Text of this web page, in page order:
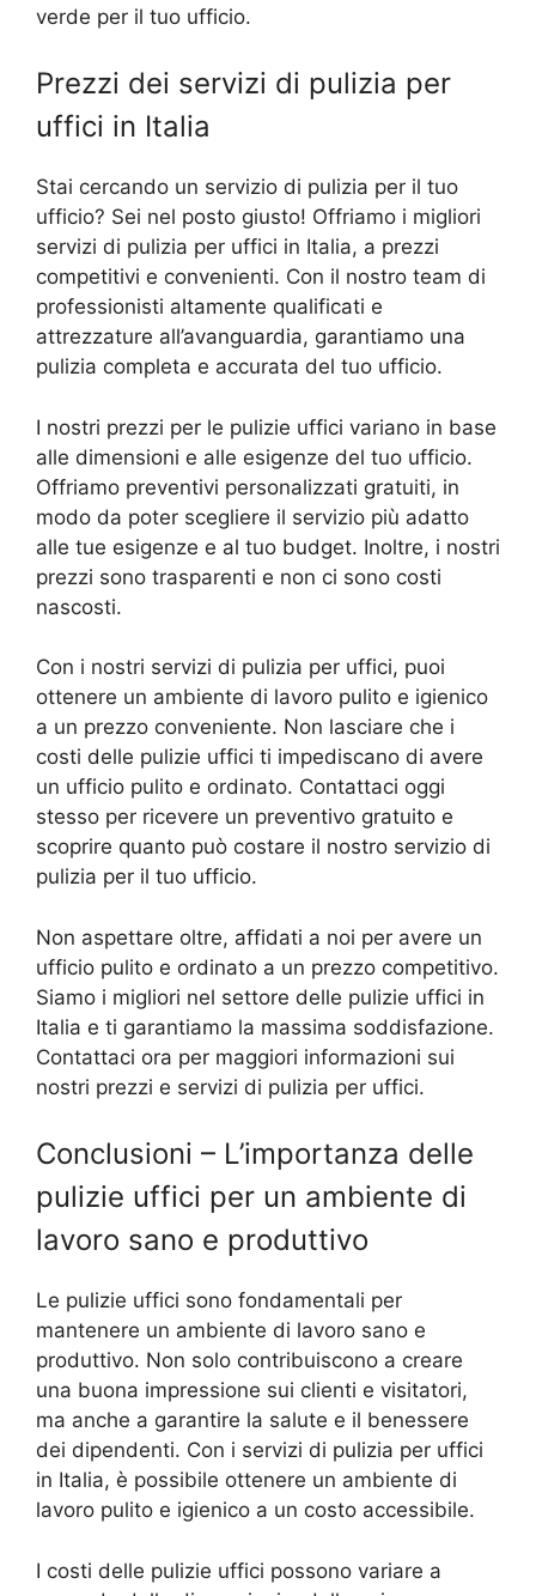
verde per il tuo ufficio.
Prezzi dei servizi di pulizia per
uffici in Italia
Stai cercando un servizio di pulizia per il tuo
ufficio? Sei nel posto giusto! Offriamo i migliori
servizi di pulizia per uffici in Italia, a prezzi
competitivi e convenienti. Con il nostro team di
professionisti altamente qualificati e
attrezzature all’avanguardia, garantiamo una
pulizia completa e accurata del tuo ufficio.
I nostri prezzi per le pulizie uffici variano in base
alle dimensioni e alle esigenze del tuo ufficio.
Offriamo preventivi personalizzati gratuiti, in
modo da poter scegliere il servizio più adatto
alle tue esigenze e al tuo budget. Inoltre, i nostri
prezzi sono trasparenti e non ci sono costi
nascosti.
Con i nostri servizi di pulizia per uffici, puoi
ottenere un ambiente di lavoro pulito e igienico
a un prezzo conveniente. Non lasciare che i
costi delle pulizie uffici ti impediscano di avere
un ufficio pulito e ordinato. Contattaci oggi
stesso per ricevere un preventivo gratuito e
scoprire quanto può costare il nostro servizio di
pulizia per il tuo ufficio.
Non aspettare oltre, affidati a noi per avere un
ufficio pulito e ordinato a un prezzo competitivo.
Siamo i migliori nel settore delle pulizie uffici in
Italia e ti garantiamo la massima soddisfazione.
Contattaci ora per maggiori informazioni sui
nostri prezzi e servizi di pulizia per uffici.
Conclusioni – L’importanza delle
pulizie uffici per un ambiente di
lavoro sano e produttivo
Le pulizie uffici sono fondamentali per
mantenere un ambiente di lavoro sano e
produttivo. Non solo contribuiscono a creare
una buona impressione sui clienti e visitatori,
ma anche a garantire la salute e il benessere
dei dipendenti. Con i servizi di pulizia per uffici
in Italia, è possibile ottenere un ambiente di
lavoro pulito e igienico a un costo accessibile.
I costi delle pulizie uffici possono variare a